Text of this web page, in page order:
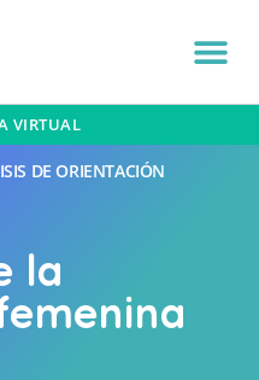
VIRTUAL
DE ORIENTACIÓN
la